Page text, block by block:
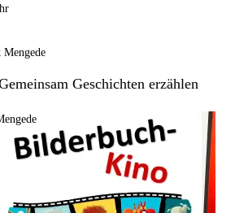
Geschichten erzählen